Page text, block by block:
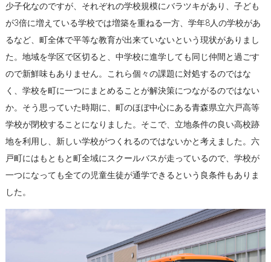
少子化なのですが、それぞれの学校規模にバラツキがあり、子ども
が3倍に増えている学校では増築を重ねる一方、学年8人の学校があ
るなど、町全体で平等な教育が出来ていないという現状がありまし
た。地域を学区で区切ると、中学校に進学しても同じ仲間と過ごす
ので新鮮味もありません。これら個々の課題に対処するのではな
く、学校を町に一つにまとめることが解決策につながるのではない
か。そう思っていた時期に、町のほぼ中心にある青森県立六戸高等
学校が閉校することになりました。そこで、立地条件の良い高校跡
地を利用し、新しい学校がつくれるのではないかと考えました。六
戸町にはもともと町全域にスクールバスが走っているので、学校が
一つになっても全ての児童生徒が通学できるという良条件もありま
した。